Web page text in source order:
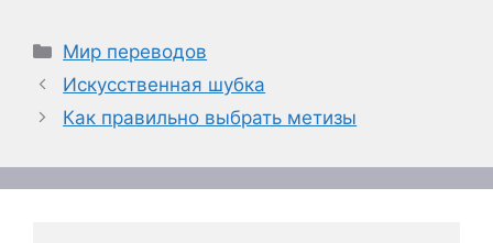
Рубрики
Мир переводов
Искусственная шубка
Как правильно выбрать метизы